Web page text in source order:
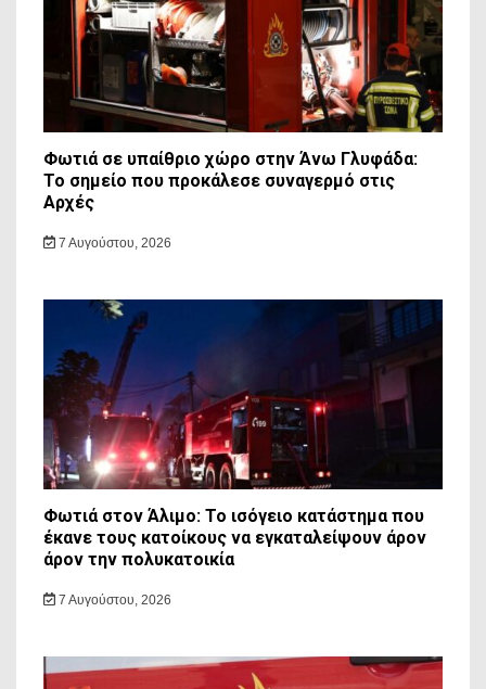
Φωτιά σε υπαίθριο χώρο στην Άνω Γλυφάδα:
Το σημείο που προκάλεσε συναγερμό στις
Αρχές
7 Αυγούστου, 2026
Φωτιά στον Άλιμο: Το ισόγειο κατάστημα που
έκανε τους κατοίκους να εγκαταλείψουν άρον
άρον την πολυκατοικία
7 Αυγούστου, 2026